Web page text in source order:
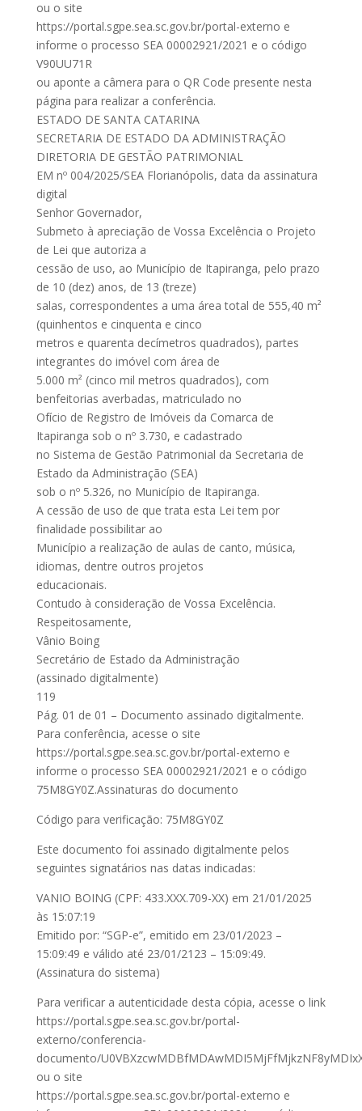
ou o site
https://portal.sgpe.sea.sc.gov.br/portal-externo e
informe o processo SEA 00002921/2021 e o código
V90UU71R
ou aponte a câmera para o QR Code presente nesta
página para realizar a conferência.
ESTADO DE SANTA CATARINA
SECRETARIA DE ESTADO DA ADMINISTRAÇÃO
DIRETORIA DE GESTÃO PATRIMONIAL
EM nº 004/2025/SEA Florianópolis, data da assinatura
digital
Senhor Governador,
Submeto à apreciação de Vossa Excelência o Projeto
de Lei que autoriza a
cessão de uso, ao Município de Itapiranga, pelo prazo
de 10 (dez) anos, de 13 (treze)
salas, correspondentes a uma área total de 555,40 m²
(quinhentos e cinquenta e cinco
metros e quarenta decímetros quadrados), partes
integrantes do imóvel com área de
5.000 m² (cinco mil metros quadrados), com
benfeitorias averbadas, matriculado no
Ofício de Registro de Imóveis da Comarca de
Itapiranga sob o nº 3.730, e cadastrado
no Sistema de Gestão Patrimonial da Secretaria de
Estado da Administração (SEA)
sob o nº 5.326, no Município de Itapiranga.
A cessão de uso de que trata esta Lei tem por
finalidade possibilitar ao
Município a realização de aulas de canto, música,
idiomas, dentre outros projetos
educacionais.
Contudo à consideração de Vossa Excelência.
Respeitosamente,
Vânio Boing
Secretário de Estado da Administração
(assinado digitalmente)
119
Pág. 01 de 01 – Documento assinado digitalmente.
Para conferência, acesse o site
https://portal.sgpe.sea.sc.gov.br/portal-externo e
informe o processo SEA 00002921/2021 e o código
75M8GY0Z.Assinaturas do documento
Código para verificação: 75M8GY0Z
Este documento foi assinado digitalmente pelos
seguintes signatários nas datas indicadas:
VANIO BOING (CPF: 433.XXX.709-XX) em 21/01/2025
às 15:07:19
Emitido por: “SGP-e”, emitido em 23/01/2023 –
15:09:49 e válido até 23/01/2123 – 15:09:49.
(Assinatura do sistema)
Para verificar a autenticidade desta cópia, acesse o link
https://portal.sgpe.sea.sc.gov.br/portal-
externo/conferencia-
documento/
ou o site
https://portal.sgpe.sea.sc.gov.br/portal-externo e